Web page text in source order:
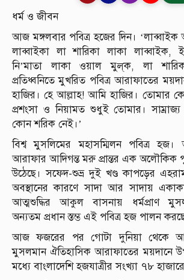
ধর্ম ও জীবন
আজ মঙ্গলবার পবিত্র হজের দিন। ‘লাব্বাইক
লাব্বাইকা লা শারিকা লাকা লাব্বাইক,
নি’মাতা লাকা ওয়াল মুল্‌ক, লা
প্রতিধ্বনিতে মুখরিত পবিত্র আরাফাতের
হাজির। হে আল্লাহ! আমি হাজির। তোমার
প্রশংসা ও নিয়ামত শুধুই তোমার।
কোন শরিক নেই।’
বিশ্ব মুসলিমের মহাসম্মিলন পবিত্র
আরাফার আদিগন্ত মরু প্রান্তর এক অলৌকিক
উঠেছে। সফেদ-শুভ্র দুই খণ্ড কাপড়ের
অবস্থানের কারণে সাদা আর সাদায়
আত্মশুদ্ধির আকুল বাসনায় ধর্মপ্রাণ
অন্যতম প্রধান স্তম্ভ এই পবিত্র হজ পালন
আজ ফজরের পর গোটা দুনিয়া থেকে
মুসলমান ঐতিহাসিক আরাফাতের ময়দানে
মধ্যে বাংলাদেশি হজযাত্রীর সংখ্যা ৭৮